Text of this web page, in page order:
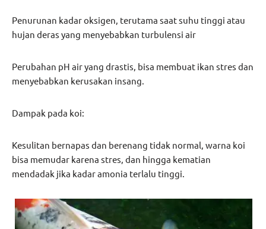
Penurunan kadar oksigen, terutama saat suhu tinggi atau
hujan deras yang menyebabkan turbulensi air
Perubahan pH air yang drastis, bisa membuat ikan stres dan
menyebabkan kerusakan insang.
Dampak pada koi:
Kesulitan bernapas dan berenang tidak normal, warna koi
bisa memudar karena stres, dan hingga kematian
mendadak jika kadar amonia terlalu tinggi.